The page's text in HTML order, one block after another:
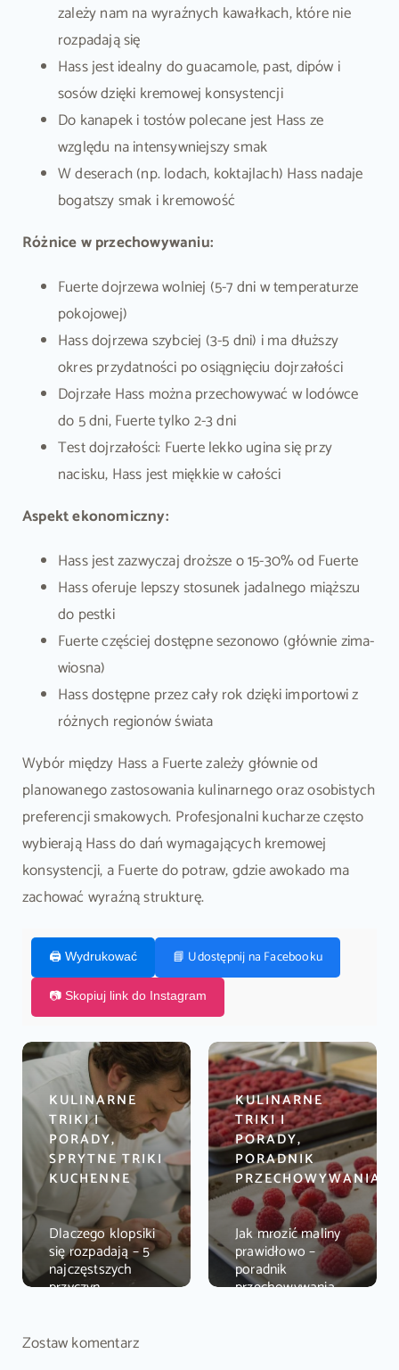
zależy nam na wyraźnych kawałkach, które nie
rozpadają się
Hass jest idealny do guacamole, past, dipów i
sosów dzięki kremowej konsystencji
Do kanapek i tostów polecane jest Hass ze
względu na intensywniejszy smak
W deserach (np. lodach, koktajlach) Hass nadaje
bogatszy smak i kremowość
Różnice w przechowywaniu:
Fuerte dojrzewa wolniej (5-7 dni w temperaturze
pokojowej)
Hass dojrzewa szybciej (3-5 dni) i ma dłuższy
okres przydatności po osiągnięciu dojrzałości
Dojrzałe Hass można przechowywać w lodówce
do 5 dni, Fuerte tylko 2-3 dni
Test dojrzałości: Fuerte lekko ugina się przy
nacisku, Hass jest miękkie w całości
Aspekt ekonomiczny:
Hass jest zazwyczaj droższe o 15-30% od Fuerte
Hass oferuje lepszy stosunek jadalnego miąższu
do pestki
Fuerte częściej dostępne sezonowo (głównie zima-
wiosna)
Hass dostępne przez cały rok dzięki importowi z
różnych regionów świata
Wybór między Hass a Fuerte zależy głównie od
planowanego zastosowania kulinarnego oraz osobistych
preferencji smakowych. Profesjonalni kucharze często
wybierają Hass do dań wymagających kremowej
konsystencji, a Fuerte do potraw, gdzie awokado ma
zachować wyraźną strukturę.
🖨️ Wydrukować 📘 Udostępnij na Facebooku
📷 Skopiuj link do Instagram
KULINARNE
TRIKI I
PORADY,
SPRYTNE TRIKI
KUCHENNE
Dlaczego klopsiki
się rozpadają – 5
najczęstszych
przyczyn
KULINARNE
TRIKI I
PORADY,
PORADNIK
PRZECHOWYWANIA
Jak mrozić maliny
prawidłowo –
poradnik
przechowywania
Zostaw komentarz